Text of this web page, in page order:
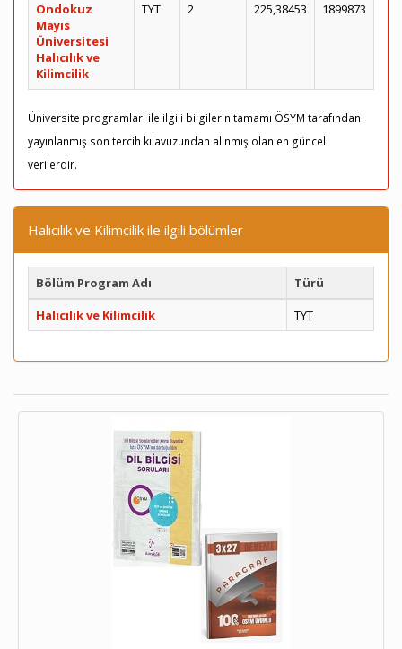
Ondokuz
Mayıs
Üniversitesi
Halıcılık ve
Kilimcilik
TYT 2 225,38453 1899873
Üniversite programları ile ilgili bilgilerin tamamı ÖSYM tarafından
yayınlanmış son tercih kılavuzundan alınmış olan en güncel
verilerdir.
Halıcılık ve Kilimcilik ile ilgili bölümler
Bölüm Program Adı
Türü
Halıcılık ve Kilimcilik
TYT